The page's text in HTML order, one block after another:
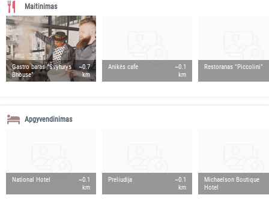
Maitinimas
Gastro baras "Švyturys
Bhouse"
~0.7
km
Anikės cafe
~0.1
km
Restoranas "Piccolini"
Apgyvendinimas
National Hotel
~0.1
km
Preliudija
~0.1
km
Michaelson Boutique
Hotel